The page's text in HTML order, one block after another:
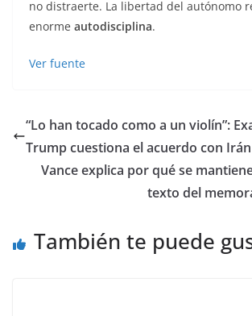
no distraerte. La libertad del autónomo
enorme autodisciplina.
Ver fuente
“Lo han tocado como a un violín”:
Trump cuestiona el acuerdo con Irán
Vance explica por qué se
texto del
También te puede